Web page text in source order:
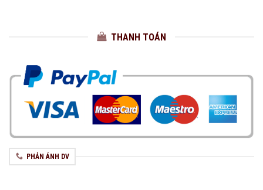
THANH TOÁN
PHẢN ÁNH DV